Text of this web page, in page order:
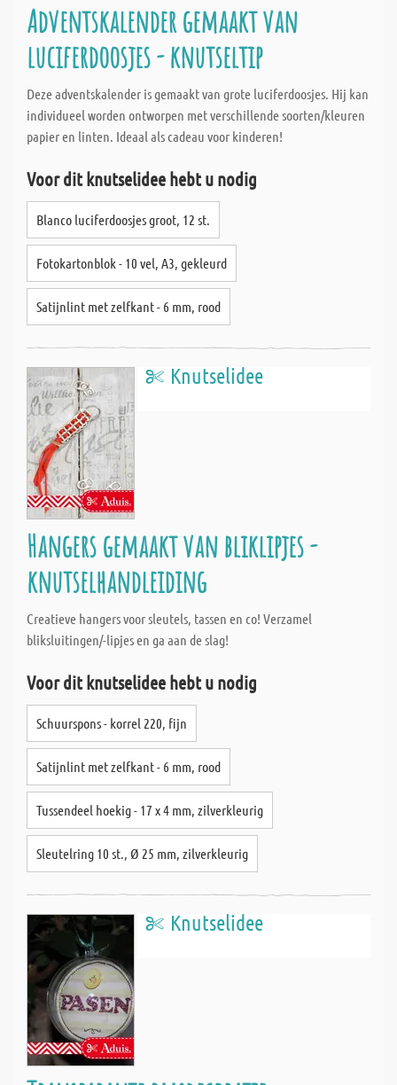
Adventskalender gemaakt van
luciferdoosjes - knutseltip
Deze adventskalender is gemaakt van grote luciferdoosjes. Hij kan
individueel worden ontworpen met verschillende soorten/kleuren
papier en linten. Ideaal als cadeau voor kinderen!
Voor dit knutselidee hebt u nodig
Blanco luciferdoosjes groot, 12 st.
Fotokartonblok - 10 vel, A3, gekleurd
Satijnlint met zelfkant - 6 mm, rood
Knutselidee
Hangers gemaakt van bliklipjes -
knutselhandleiding
Creatieve hangers voor sleutels, tassen en co! Verzamel
bliksluitingen/-lipjes en ga aan de slag!
Voor dit knutselidee hebt u nodig
Schuurspons - korrel 220, fijn
Satijnlint met zelfkant - 6 mm, rood
Tussendeel hoekig - 17 x 4 mm, zilverkleurig
Sleutelring 10 st., Ø 25 mm, zilverkleurig
Knutselidee